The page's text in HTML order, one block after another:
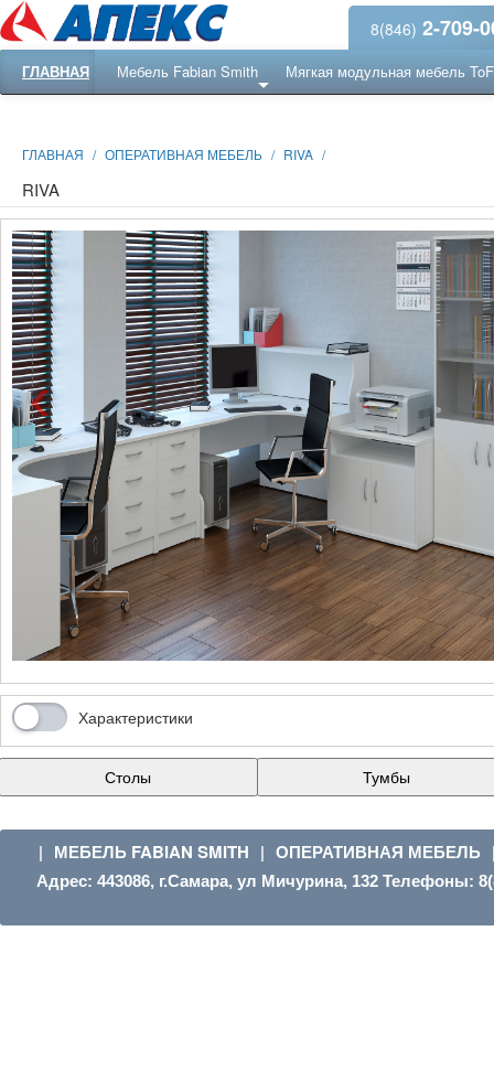
8(846) 2-709-
ГЛАВНАЯ Мебель Fabian Smith Мягкая модульная мебель
ГЛАВНАЯ / ОПЕРАТИВНАЯ МЕБЕЛЬ / RIVA /
RIVA
‹
Характеристики
Столы Тумбы
| МЕБЕЛЬ FABIAN SMITH | ОПЕРАТИВНАЯ МЕБЕЛЬ
Адрес: 443086, г.Самара, ул Мичурина, 132 Телефоны: